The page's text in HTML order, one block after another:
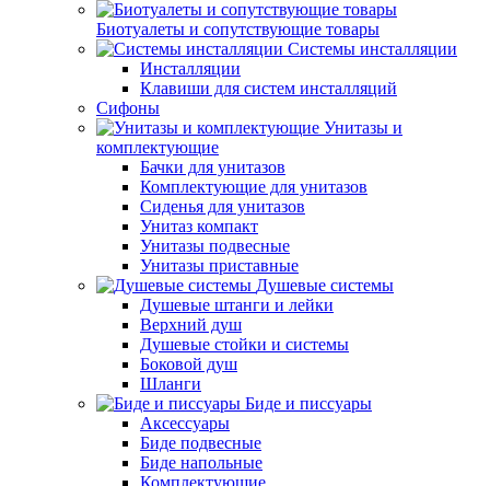
Биотуалеты и сопутствующие товары
Системы инсталляции
Инсталляции
Клавиши для систем инсталляций
Сифоны
Унитазы и
комплектующие
Бачки для унитазов
Комплектующие для унитазов
Сиденья для унитазов
Унитаз компакт
Унитазы подвесные
Унитазы приставные
Душевые системы
Душевые штанги и лейки
Верхний душ
Душевые стойки и системы
Боковой душ
Шланги
Биде и писсуары
Аксессуары
Биде подвесные
Биде напольные
Комплектующие